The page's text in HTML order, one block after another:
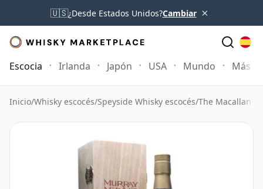
🇺🇸¿Desde Estados Unidos?Cambiar ×
Escocia Irlanda Japón USA Mundo Más
Inicio/Whisky escocés/Speyside Whisky escocés/The Macallan